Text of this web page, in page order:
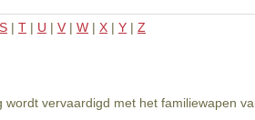
S | T | U | V | W | X | Y | Z
vervaardigd met het familiewapen